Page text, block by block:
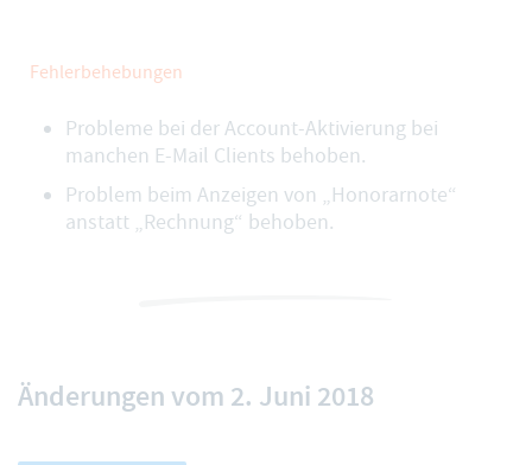
Fehlerbehebungen
Probleme bei der Account-Aktivierung bei
manchen E-Mail Clients behoben.
Problem beim Anzeigen von „Honorarnote“
anstatt „Rechnung“ behoben.
Änderungen vom 2. Juni 2018